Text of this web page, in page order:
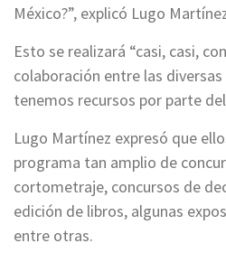
México?”, explicó Lugo
Esto se realizará “casi, casi,
colaboración entre las
tenemos recursos por parte
Lugo Martínez expresó que
programa tan amplio de
cortometraje, concursos de
edición de libros, algunas
entre otras.